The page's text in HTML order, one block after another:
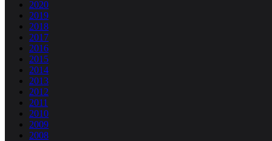
2020
2019
2018
2017
2016
2015
2014
2013
2012
2011
2010
2009
2008